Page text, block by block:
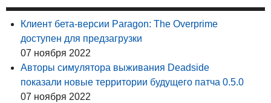
Клиент бета-версии Paragon: The Overprime
доступен для предзагрузки
07 ноября 2022
Авторы симулятора выживания Deadside
показали новые территории будущего патча 0.5.0
07 ноября 2022